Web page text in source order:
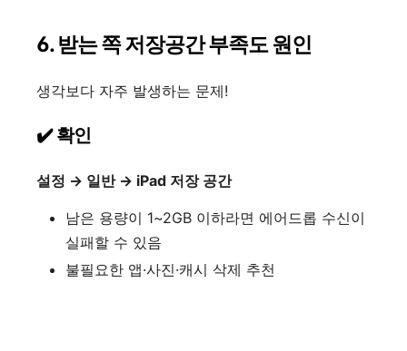
6. 받는 쪽 저장공간 부족도 원인
생각보다 자주 발생하는 문제!
✔️ 확인
설정 → 일반 → iPad 저장 공간
남은 용량이 1~2GB 이하라면 에어드롭 수신이
실패할 수 있음
불필요한 앱·사진·캐시 삭제 추천